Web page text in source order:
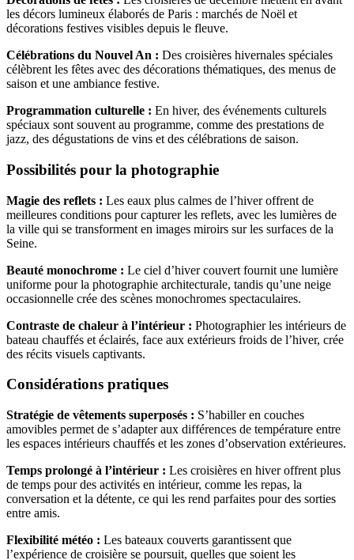
les décors lumineux élaborés de Paris : marchés de Noël et
décorations festives visibles depuis le fleuve.
Célébrations du Nouvel An : Des croisières hivernales spéciales
célèbrent les fêtes avec des décorations thématiques, des menus de
saison et une ambiance festive.
Programmation culturelle : En hiver, des événements culturels
spéciaux sont souvent au programme, comme des prestations de
jazz, des dégustations de vins et des célébrations de saison.
Possibilités pour la photographie
Magie des reflets : Les eaux plus calmes de l’hiver offrent de
meilleures conditions pour capturer les reflets, avec les lumières de
la ville qui se transforment en images miroirs sur les surfaces de la
Seine.
Beauté monochrome : Le ciel d’hiver couvert fournit une lumière
uniforme pour la photographie architecturale, tandis qu’une neige
occasionnelle crée des scènes monochromes spectaculaires.
Contraste de chaleur à l’intérieur : Photographier les intérieurs de
bateau chauffés et éclairés, face aux extérieurs froids de l’hiver, crée
des récits visuels captivants.
Considérations pratiques
Stratégie de vêtements superposés : S’habiller en couches
amovibles permet de s’adapter aux différences de température entre
les espaces intérieurs chauffés et les zones d’observation extérieures.
Temps prolongé à l’intérieur : Les croisières en hiver offrent plus
de temps pour des activités en intérieur, comme les repas, la
conversation et la détente, ce qui les rend parfaites pour des sorties
entre amis.
Flexibilité météo : Les bateaux couverts garantissent que
l’expérience de croisière se poursuit, quelles que soient les